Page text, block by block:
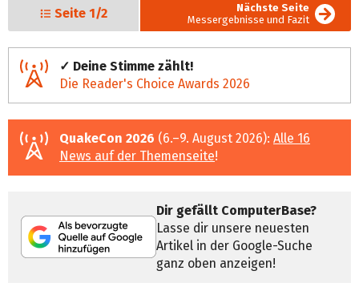
Seite 1/2
Nächste Seite
Messergebnisse und Fazit
✓ Deine Stimme zählt!
Die Reader's Choice Awards 2026
QuakeCon 2026 (6.–9. August 2026): Alle 16
News auf der Themenseite!
Dir gefällt ComputerBase?
Lasse dir unsere neuesten
Artikel in der Google-Suche
ganz oben anzeigen!